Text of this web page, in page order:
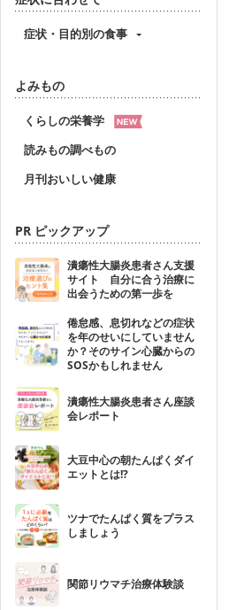
症状・目的別の食事
よみもの
くらしの栄養学
読みもの調べもの
月刊おいしい健康
PR ピックアップ
潰瘍性大腸炎患者さん支援
サイト 自分に合う治療に
出会うための第一歩を
倦怠感、息切れなどの症状
を年のせいにしていません
か？そのサイン心臓からの
SOSかもしれません
潰瘍性大腸炎患者さん座談
会レポート
大豆中心の朝たんぱくダイ
エットとは!?
ツナでたんぱく質をプラス
しましょう
関節リウマチ治療体験談